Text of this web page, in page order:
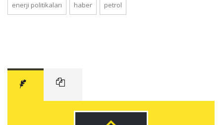
enerji politikaları haber petrol